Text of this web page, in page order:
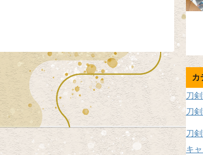
カ
刀
刀
刀
キ